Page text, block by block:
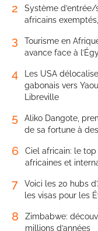
2
Système
africains
3
Tourisme en
avance face à
4
Les USA
gabonais vers
Libreville
5
Aliko Dangote,
de sa fortune à
6
Ciel africain: le
africaines et
7
Voici les 20 hubs
les visas pour les
8
Zimbabwe:
millions d’années